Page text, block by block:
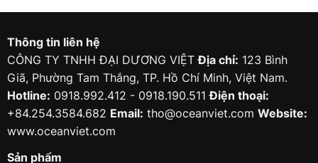
Thông tin liên hệ
CÔNG TY TNHH ĐẠI DƯƠNG VIỆTĐịa chỉ: 123 Bình
Giã, Phường Tam Thắng, TP. Hồ Chí Minh, Việt Nam.
Hotline: 0918.992.412 - 0918.190.511Điện thoại:
+84.254.3584.682 Email: tho@oceanviet.com Website:
www.oceanviet.com
Sản phẩm